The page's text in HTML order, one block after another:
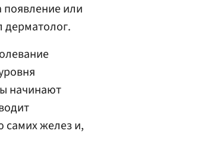
появление или
дерматолог.
начинают
самих желез и,